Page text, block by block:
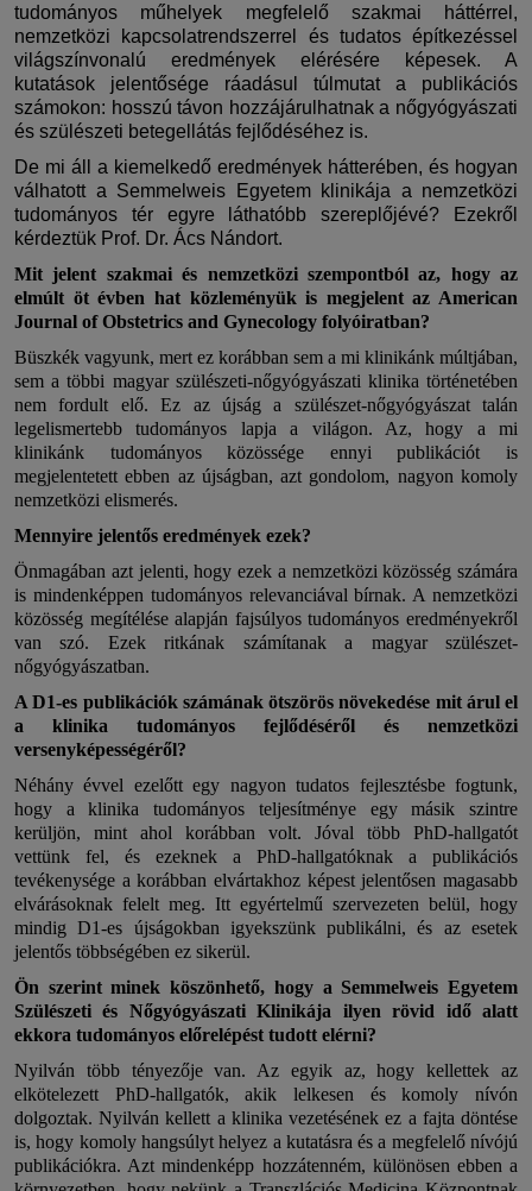
tudományos műhelyek megfelelő szakmai háttérrel,
nemzetközi kapcsolatrendszerrel és tudatos építkezéssel
világszínvonalú eredmények elérésére képesek. A
kutatások jelentősége ráadásul túlmutat a publikációs
számokon: hosszú távon hozzájárulhatnak a nőgyógyászati
és szülészeti betegellátás fejlődéséhez is.
De mi áll a kiemelkedő eredmények hátterében, és hogyan
válhatott a Semmelweis Egyetem klinikája a nemzetközi
tudományos tér egyre láthatóbb szereplőjévé? Ezekről
kérdeztük Prof. Dr. Ács Nándort.
Mit jelent szakmai és nemzetközi szempontból az, hogy az
elmúlt öt évben hat közleményük is megjelent az American
Journal of Obstetrics and Gynecology folyóiratban?
Büszkék vagyunk, mert ez korábban sem a mi klinikánk múltjában,
sem a többi magyar szülészeti-nőgyógyászati klinika történetében
nem fordult elő. Ez az újság a szülészet-nőgyógyászat talán
legelismertebb tudományos lapja a világon. Az, hogy a mi
klinikánk tudományos közössége ennyi publikációt is
megjelentetett ebben az újságban, azt gondolom, nagyon komoly
nemzetközi elismerés.
Mennyire jelentős eredmények ezek?
Önmagában azt jelenti, hogy ezek a nemzetközi közösség számára
is mindenképpen tudományos relevanciával bírnak. A nemzetközi
közösség megítélése alapján fajsúlyos tudományos eredményekről
van szó. Ezek ritkának számítanak a magyar szülészet-
nőgyógyászatban.
A D1-es publikációk számának ötszörös növekedése mit árul el
a klinika tudományos fejlődéséről és nemzetközi
versenyképességéről?
Néhány évvel ezelőtt egy nagyon tudatos fejlesztésbe fogtunk,
hogy a klinika tudományos teljesítménye egy másik szintre
kerüljön, mint ahol korábban volt. Jóval több PhD-hallgatót
vettünk fel, és ezeknek a PhD-hallgatóknak a publikációs
tevékenysége a korábban elvártakhoz képest jelentősen magasabb
elvárásoknak felelt meg. Itt egyértelmű szervezeten belül, hogy
mindig D1-es újságokban igyekszünk publikálni, és az esetek
jelentős többségében ez sikerül.
Ön szerint minek köszönhető, hogy a Semmelweis Egyetem
Szülészeti és Nőgyógyászati Klinikája ilyen rövid idő alatt
ekkora tudományos előrelépést tudott elérni?
Nyilván több tényezője van. Az egyik az, hogy kellettek az
elkötelezett PhD-hallgatók, akik lelkesen és komoly nívón
dolgoztak. Nyilván kellett a klinika vezetésének ez a fajta döntése
is, hogy komoly hangsúlyt helyez a kutatásra és a megfelelő nívójú
publikációkra. Azt mindenképp hozzátenném, különösen ebben a